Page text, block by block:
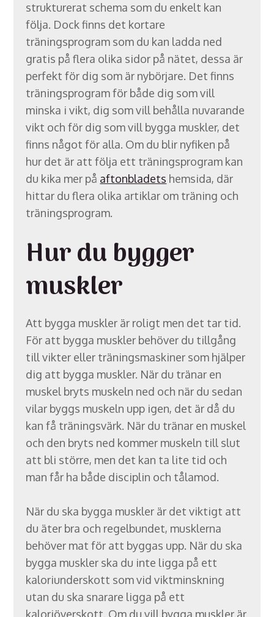
strukturerat schema som du enkelt kan
följa. Dock finns det kortare
träningsprogram som du kan ladda ned
gratis på flera olika sidor på nätet, dessa är
perfekt för dig som är nybörjare. Det finns
träningsprogram för både dig som vill
minska i vikt, dig som vill behålla nuvarande
vikt och för dig som vill bygga muskler, det
finns något för alla. Om du blir nyfiken på
hur det är att följa ett träningsprogram kan
du kika mer på aftonbladets hemsida, där
hittar du flera olika artiklar om träning och
träningsprogram.
Hur du bygger
muskler
Att bygga muskler är roligt men det tar tid.
För att bygga muskler behöver du tillgång
till vikter eller träningsmaskiner som hjälper
dig att bygga muskler. När du tränar en
muskel bryts muskeln ned och när du sedan
vilar byggs muskeln upp igen, det är då du
kan få träningsvärk. När du tränar en muskel
och den bryts ned kommer muskeln till slut
att bli större, men det kan ta lite tid och
man får ha både disciplin och tålamod.
När du ska bygga muskler är det viktigt att
du äter bra och regelbundet, musklerna
behöver mat för att byggas upp. När du ska
bygga muskler ska du inte ligga på ett
kaloriunderskott som vid viktminskning
utan du ska snarare ligga på ett
kaloriöverskott. Om du vill bygga muskler är